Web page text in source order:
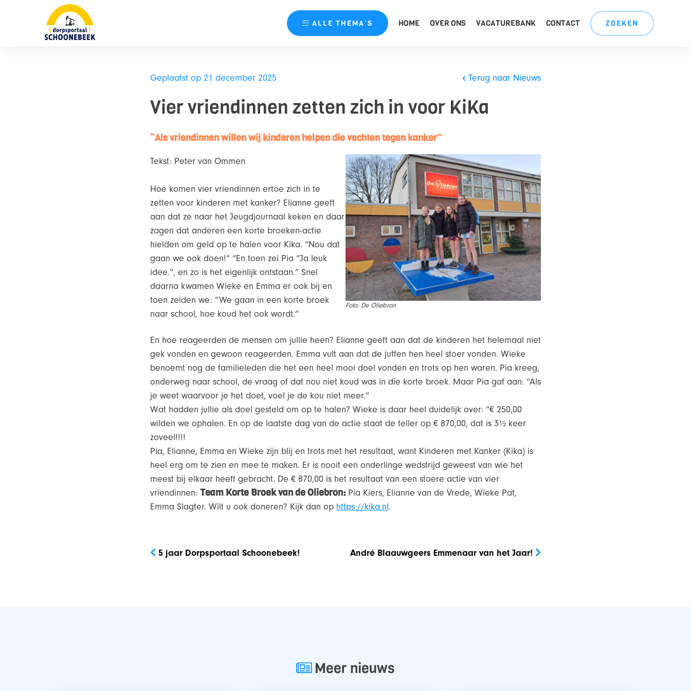
HOME OVER ONS VACATUREBANK CONTACT ZOEKEN
ALLE THEMA’S
Geplaatst op 21 december 2025 Terug naar Nieuws
Vier vriendinnen zetten zich in voor KiKa
“Als vriendinnen willen wij kinderen helpen die vechten tegen kanker”
Tekst: Peter van Ommen
Hoe komen vier vriendinnen ertoe zich in te
zetten voor kinderen met kanker? Elianne geeft
aan dat ze naar het Jeugdjournaal keken en daar
zagen dat anderen een korte broeken-actie
hielden om geld op te halen voor Kika. “Nou dat
gaan we ook doen!” “En toen zei Pia “Ja leuk
idee.”, en zo is het eigenlijk ontstaan.” Snel
daarna kwamen Wieke en Emma er ook bij en
toen zeiden we: “We gaan in een korte broek
naar school, hoe koud het ook wordt.”
Foto: De Oliebron
En hoe reageerden de mensen om jullie heen? Elianne geeft aan dat de kinderen het helemaal niet
gek vonden en gewoon reageerden. Emma vult aan dat de juffen hen heel stoer vonden. Wieke
benoemt nog de familieleden die het een heel mooi doel vonden en trots op hen waren. Pia kreeg,
onderweg naar school, de vraag of dat nou niet koud was in die korte broek. Maar Pia gaf aan: “Als
je weet waarvoor je het doet, voel je de kou niet meer.”
Wat hadden jullie als doel gesteld om op te halen? Wieke is daar heel duidelijk over: “€ 250,00
wilden we ophalen. En op de laatste dag van de actie staat de teller op € 870,00, dat is 3½ keer
zoveel!!!!
Pia, Elianne, Emma en Wieke zijn blij en trots met het resultaat, want Kinderen met Kanker (Kika) is
heel erg om te zien en mee te maken. Er is nooit een onderlinge wedstrijd geweest van wie het
meest bij elkaar heeft gebracht. De € 870,00 is het resultaat van een stoere actie van vier
vriendinnen: Team Korte Broek van de Oliebron: Pia Kiers, Elianne van de Vrede, Wieke Pat,
Emma Slagter. Wilt u ook doneren? Kijk dan op https://kika.nl.
navigatie
5 jaar Dorpsportaal Schoonebeek! André Blaauwgeers Emmenaar van het Jaar!
Meer nieuws